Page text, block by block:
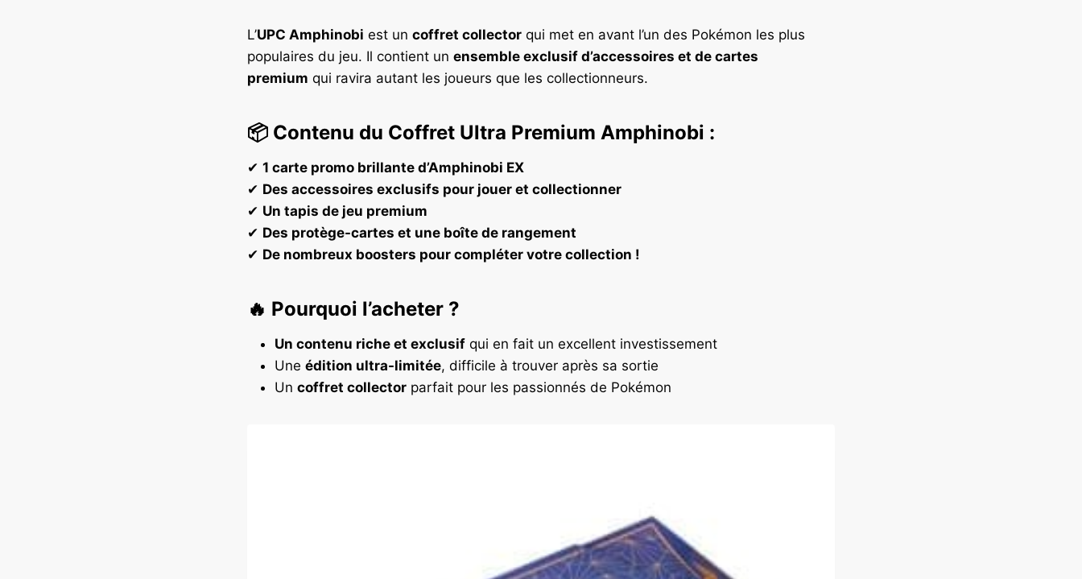
L’UPC Amphinobi est un coffret collector qui met en avant l’un des Pokémon les plus
populaires du jeu. Il contient un ensemble exclusif d’accessoires et de cartes
premium qui ravira autant les joueurs que les collectionneurs.
📦 Contenu du Coffret Ultra Premium Amphinobi :
✔ 1 carte promo brillante d’Amphinobi EX
✔ Des accessoires exclusifs pour jouer et collectionner
✔ Un tapis de jeu premium
✔ Des protège-cartes et une boîte de rangement
✔ De nombreux boosters pour compléter votre collection !
🔥 Pourquoi l’acheter ?
Un contenu riche et exclusif qui en fait un excellent investissement
Une édition ultra-limitée, difficile à trouver après sa sortie
Un coffret collector parfait pour les passionnés de Pokémon